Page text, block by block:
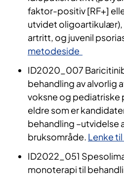
faktor-positiv [RF+]
utvidet
artritt, og juvenil
metodeside
ID2020_007
behandling av alvorlig
voksne og pediatriske
eldre som er
behandling –utvidelse
bruksområde. Lenke
ID2022_051
monoterapi til